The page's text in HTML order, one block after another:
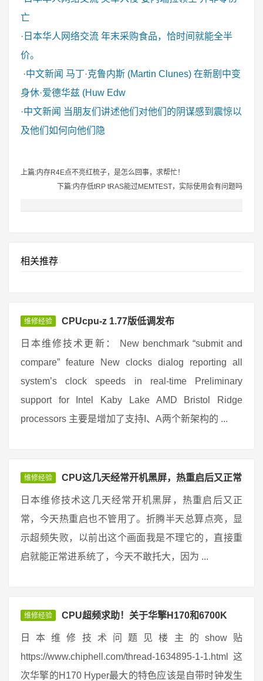
亡
· 日本华人网络交流 年末采购食品，恰时间就能全半
价。
·中文新闻 马丁·克鲁内斯 (Martin Clunes) 在新剧中变
身休·爱德华兹 (Huw Edw
·中文新闻 当朋友们讲述他们对他们的阴谋感到震惊以
及他们如何向他们隐
上篇:内存R4E点不亮红梳子，是怎么回事，求帮忙！
下篇:内存低tRP tRAS能过MEMTEST，实际使用会有问题吗
相关推荐
维修经验 CPUcpu-z 1.77版低调发布
日本维修技术更新： New benchmark “submit and
compare” feature New clocks dialog reporting all
system’s clock speeds in real-time Preliminary
support for Intel Kaby Lake AMD Bristol Ridge
processors 主要是增加了支持I、A两个新架构的 ...
维修经验 CPU这几天经常开机黑屏，热重启后又正常
日本维修技术这几天经常开机黑屏，热重启后又正
常，今天热重启也不管用了。折腾半天总算点亮，显
示超频失败，以前出这个画面我是不理它的，直接重
启就能正常进系统了，今天不敢托大，因为 ...
维修经验 CPU超频求助！关于华擎H170和6700K
日本维修技术问题见楼主的show贴
https://www.chiphell.com/thread-1634895-1-1.html 这
次华擎的H170 Hyper最大的特色应该是自带时钟发生